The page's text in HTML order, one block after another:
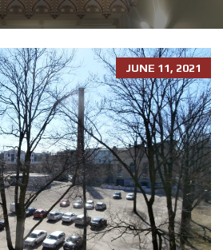
JUNE 11, 2021